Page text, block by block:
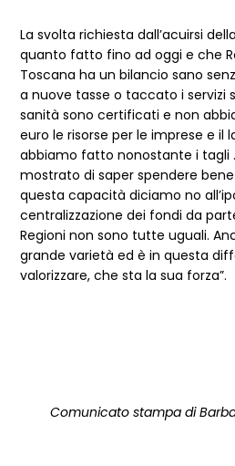
La svolta richiesta dall’acuirsi
quanto fatto fino ad oggi e che
Toscana ha un bilancio sano
a nuove tasse o taccato i servizi
sanità sono certificati e non
euro le risorse per le imprese e il
abbiamo fatto nonostante i tagli
mostrato di saper spendere
questa capacità diciamo no
centralizzazione dei fondi da
Regioni non sono tutte uguali.
grande varietà ed è in questa
valorizzare, che sta la sua forza”.
Comunicato stampa di